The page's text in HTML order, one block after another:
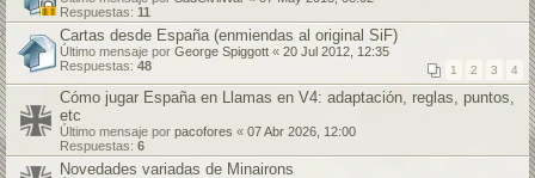
Respuestas: 11
Cartas desde España (enmiendas al original SiF)
Último mensaje por George Spiggott « 20 Jul 2012, 12:35
Respuestas: 48 1 2 3 4
Cómo jugar España en Llamas en V4: adaptación, reglas, puntos,
etc
Último mensaje por pacofores « 07 Abr 2026, 12:00
Respuestas: 6
Novedades variadas de Minairons